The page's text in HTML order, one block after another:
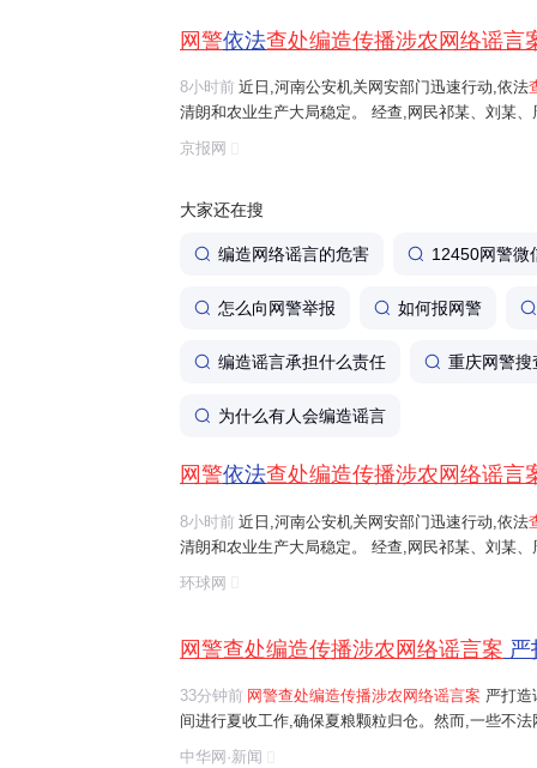
网警依法查处编造传播涉农网络谣言
8小时前 近日,河南公安机关网安部门迅速行动,依法
清朗和农业生产大局稳定。 经查,网民祁某、刘某
等多人发布涉安阳、商丘、周口、济源等地"毁粮
京报网
大家还在搜
编造网络谣言的危害 12450网警微
怎么向网警举报 如何报网警
编造谣言承担什么责任 重庆网警搜
为什么有人会编造谣言
网警依法查处编造传播涉农网络谣言
8小时前 近日,河南公安机关网安部门迅速行动,依法
清朗和农业生产大局稳定。 经查,网民祁某、刘某
等多人发布涉安阳、商丘、周口、济源等地"毁粮
网络谣言信息,引发大范围
环球网
网警查处编造传播涉农网络谣言案 严
33分钟前 网警查处编造传播涉农网络谣言案 严打
间进行夏收工作,确保夏粮颗粒归仓。然而,一些不
造、摆拍并发布涉及农业的虚假信息,这些行为误
中华网·新闻